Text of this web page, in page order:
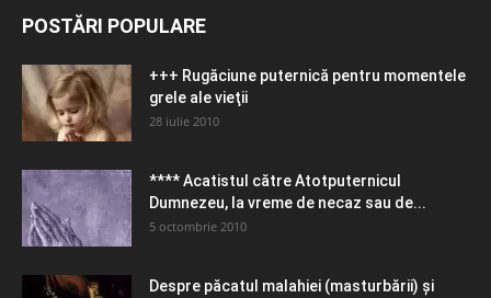
POSTĂRI POPULARE
+++ Rugăciune puternică pentru momentele
grele ale vieţii
28 iulie 2010
**** Acatistul către Atotputernicul
Dumnezeu, la vreme de necaz sau de...
5 octombrie 2010
Despre păcatul malahiei (masturbării) şi